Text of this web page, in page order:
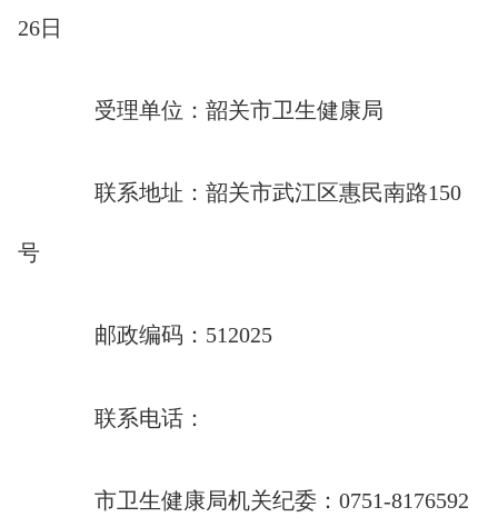
26日
受理单位：韶关市卫生健康局
联系地址：韶关市武江区惠民南路150
号
邮政编码：512025
联系电话：
市卫生健康局机关纪委：0751-8176592